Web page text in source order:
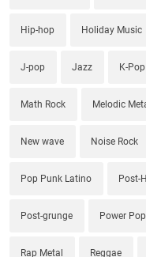
Hip-hop Holiday Music
J-pop Jazz K-Pop
Math Rock Melodic
New wave Noise Rock
Pop Punk Latino Post-
Post-grunge Power Pop
Rap Metal Reggae